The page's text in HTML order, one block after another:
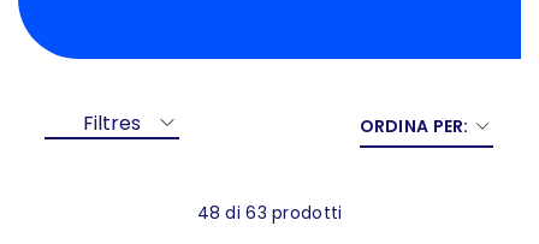
Filtres ORDINA PER:
48 di 63 prodotti